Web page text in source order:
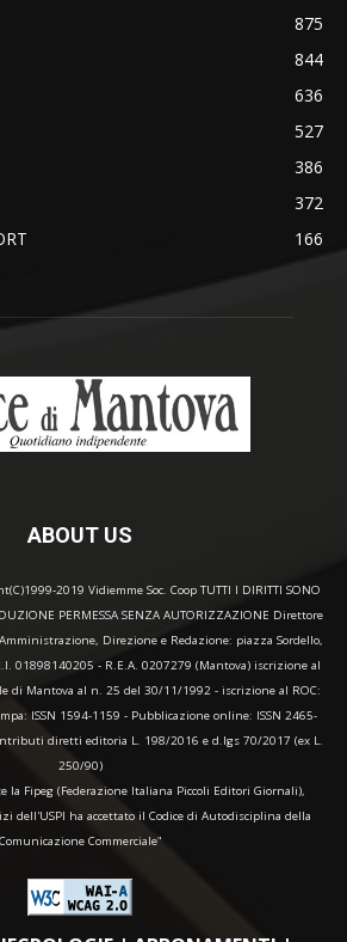
875
844
636
527
386
372
166
ABOUT US
2019 Vidiemme Soc. Coop TUTTI I DIRITTI SONO
PERMESSA SENZA AUTORIZZAZIONE Direttore
Direzione e Redazione: piazza Sordello,
01898140205 - R.E.A. 0207279 (Mantova) iscrizione al
di Mantova al n. 25 del 30/11/1992 - iscrizione al ROC:
ISSN 1594-1159 - Pubblicazione online: ISSN 2465-
diretti editoria L. 198/2016 e d.lgs 70/2017 (ex L.
250/90)
la Fipeg (Federazione Italiana Piccoli Editori Giornali),
dell'USPI ha accettato il Codice di Autodisciplina della
Comunicazione Commerciale"